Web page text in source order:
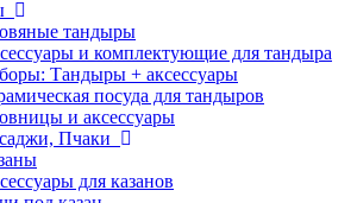
тандыры
и комплектующие для тандыра
Тандыры + аксессуары
посуда для тандыров
и аксессуары
Пчаки
для казанов